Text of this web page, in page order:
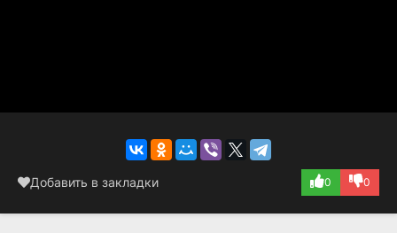
Добавить в закладки 0 0